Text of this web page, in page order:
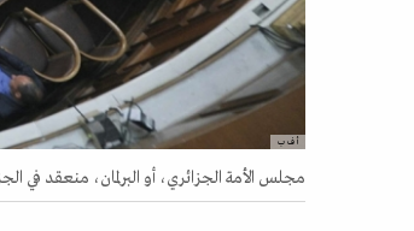
أ ف ب
مجلس الأمة الجزائري، أو البرلمان، منعقد في الجزائر